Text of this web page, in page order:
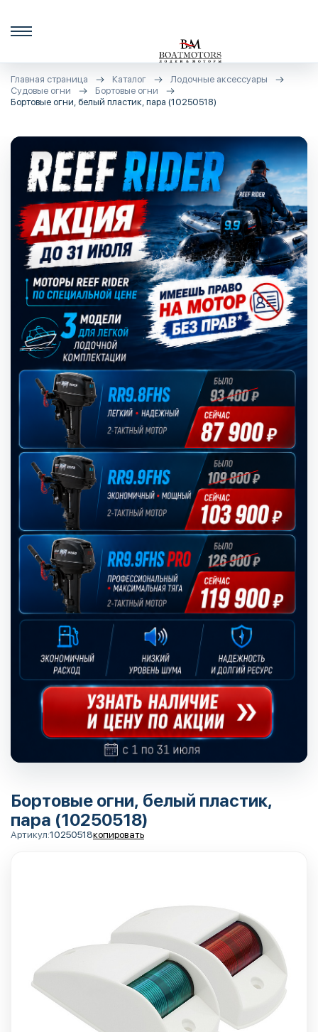
Главная страница Каталог
Лодочные аксессуары
Судовые огни
Бортовые огни
Бортовые огни, белый пластик, пара (10250518)
Бортовые огни, белый пластик,
пара (10250518)
Артикул:10250518копировать